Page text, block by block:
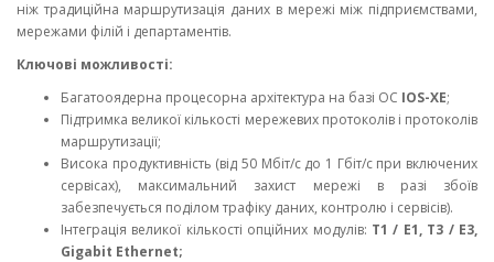
ніж традиційна маршрутизація даних в мережі між підприємствами,
мережами філій і департаментів.
Ключові можливості:
Багатооядерна процесорна архітектура на базі ОС IOS-XE;
Підтримка великої кількості мережевих протоколів і протоколів
маршрутизації;
Висока продуктивність (від 50 Мбіт/с до 1 Гбіт/с при включених
сервісах), максимальний захист мережі в разі збоїв
забезпечується поділом трафіку даних, контролю і сервісів).
Інтеграція великої кількості опційних модулів: T1 / E1, T3 / E3,
Gigabit Ethernet;